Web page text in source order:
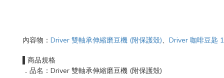
內容物： Driver 雙軸承伸縮磨豆機 (附保護殼) Driver 咖啡豆匙
▌商品規格
．品名：Driver 雙軸承伸縮磨豆機 (附保護殼)